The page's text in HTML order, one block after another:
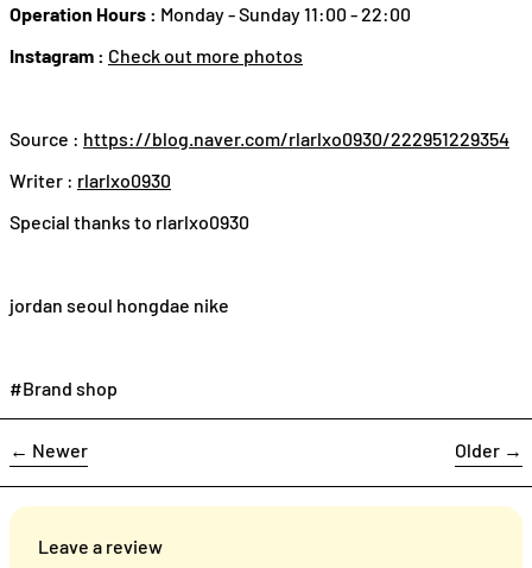
Operation Hours : Monday - Sunday 11:00 - 22:00
Instagram : Check out more photos
Source : https://blog.naver.com/rlarlxo0930/222951229354
Writer : rlarlxo0930
Special thanks to rlarlxo0930
jordan seoul hongdae nike
#Brand shop
← Newer Older →
Leave a review